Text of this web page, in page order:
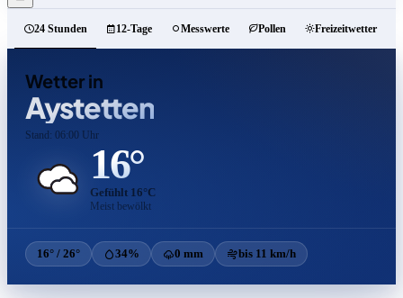
24 Stunden 12-Tage Messwerte Pollen Freizeitwetter
Wetter in
Aystetten
Stand: 06:00 Uhr
16°
Gefühlt 16°C
Meist bewölkt
16° / 26° 34% 0 mm bis 11 km/h